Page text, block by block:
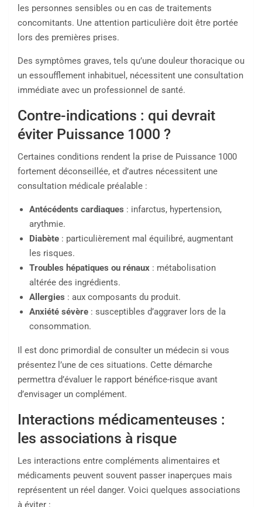
les personnes sensibles ou en cas de traitements
concomitants. Une attention particulière doit être portée
lors des premières prises.
Des symptômes graves, tels qu’une douleur thoracique ou
un essoufflement inhabituel, nécessitent une consultation
immédiate avec un professionnel de santé.
Contre-indications : qui devrait
éviter Puissance 1000 ?
Certaines conditions rendent la prise de Puissance 1000
fortement déconseillée, et d’autres nécessitent une
consultation médicale préalable :
Antécédents cardiaques : infarctus, hypertension,
arythmie.
Diabète : particulièrement mal équilibré, augmentant
les risques.
Troubles hépatiques ou rénaux : métabolisation
altérée des ingrédients.
Allergies : aux composants du produit.
Anxiété sévère : susceptibles d’aggraver lors de la
consommation.
Il est donc primordial de consulter un médecin si vous
présentez l’une de ces situations. Cette démarche
permettra d’évaluer le rapport bénéfice-risque avant
d’envisager un complément.
Interactions médicamenteuses :
les associations à risque
Les interactions entre compléments alimentaires et
médicaments peuvent souvent passer inaperçues mais
représentent un réel danger. Voici quelques associations
à éviter :